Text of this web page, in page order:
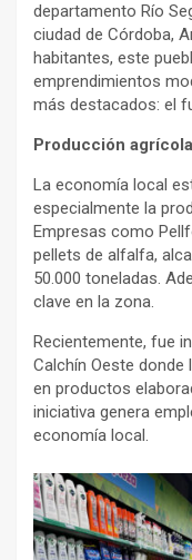
departamento Río
ciudad de Córdoba,
habitantes, este
emprendimientos
más destacados: el
Producción
La economía local
especialmente la
Empresas como
pellets de alfalfa,
50.000 toneladas.
clave en la zona.
Recientemente, fue
Calchín Oeste
en productos
iniciativa genera
economía local.